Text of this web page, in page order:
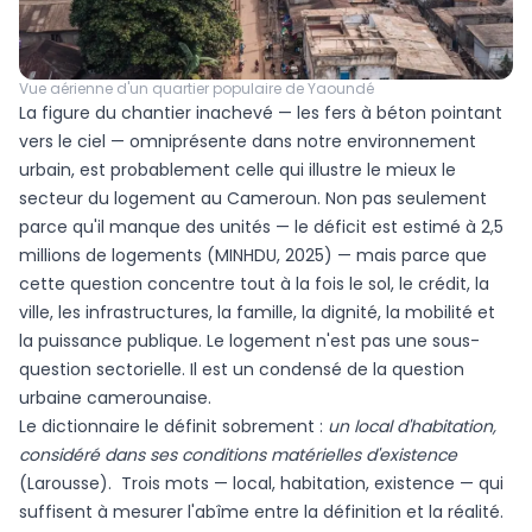
Vue aérienne d'un quartier populaire de Yaoundé
La figure du chantier inachevé — les fers à béton pointant
vers le ciel — omniprésente dans notre environnement
urbain, est probablement celle qui illustre le mieux le
secteur du logement au Cameroun. Non pas seulement
parce qu'il manque des unités — le déficit est estimé à 2,5
millions de logements (MINHDU, 2025) — mais parce que
cette question concentre tout à la fois le sol, le crédit, la
ville, les infrastructures, la famille, la dignité, la mobilité et
la puissance publique. Le logement n'est pas une sous-
question sectorielle. Il est un condensé de la question
urbaine camerounaise.
Le dictionnaire le définit sobrement : un local d'habitation,
considéré dans ses conditions matérielles d'existence
(Larousse). Trois mots — local, habitation, existence — qui
suffisent à mesurer l'abîme entre la définition et la réalité.